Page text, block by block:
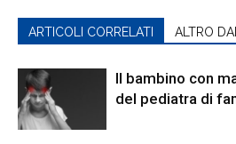
ARTICOLI CORRELATI ALTRO
Il bambino con
del pediatra di